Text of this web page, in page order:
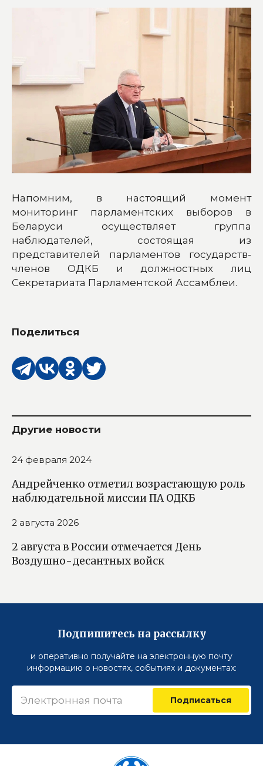
Напомним, в настоящий момент
мониторинг парламентских выборов в
Беларуси осуществляет группа
наблюдателей, состоящая из
представителей парламентов государств-
членов ОДКБ и должностных лиц
Секретариата Парламентской Ассамблеи.
Поделиться
Другие новости
24 февраля 2024
Андрейченко отметил возрастающую роль
наблюдательной миссии ПА ОДКБ
2 августа 2026
2 августа в России отмечается День
Воздушно-десантных войск
Подпишитесь на рассылку
и оперативно получайте на электронную почту
информацию о новостях, событиях и документах:
Подписаться